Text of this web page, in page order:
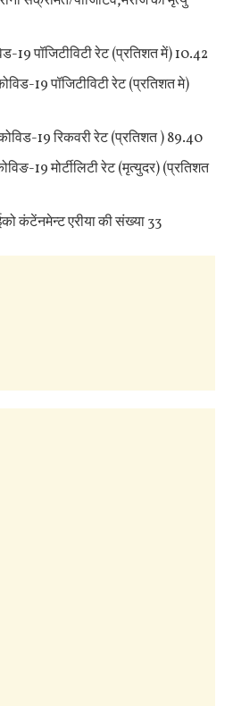
19 पॉजिटीविटी रेट (प्रतिशत में) 10.42
19 पॉजिटीविटी रेट (प्रतिशत मे)
19 रिकवरी रेट (प्रतिशत ) 89.40
19 मोर्टीलिटी रेट (मृत्युदर) (प्रतिशत
कंटेंनमेन्ट एरीया की संख्या 33